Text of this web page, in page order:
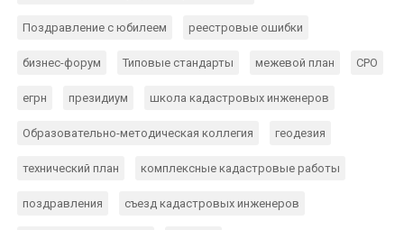
Поздравление с юбилеем реестровые ошибки
бизнес-форум Типовые стандарты межевой план СРО
егрн президиум школа кадастровых инженеров
Образовательно-методическая коллегия геодезия
технический план комплексные кадастровые работы
поздравления съезд кадастровых инженеров